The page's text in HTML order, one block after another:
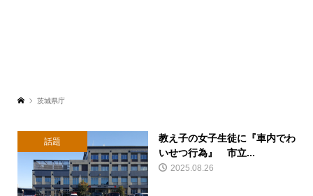
茨城県庁
話題
教え子の女子生徒に『車内でわ
いせつ行為』 市立...
2025.08.26